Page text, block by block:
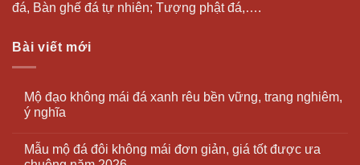
đá, Bàn ghế đá tự nhiên; Tượng phật đá,….
Bài viết mới
Mộ đạo không mái đá xanh rêu bền vững, trang nghiêm,
ý nghĩa
Mẫu mộ đá đôi không mái đơn giản, giá tốt được ưa